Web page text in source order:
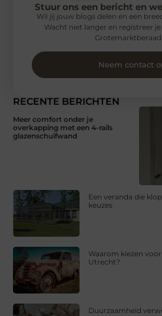
RECENTE BERICHTEN
Meer comfort onder je
overkapping met een 4-rails
glazenschuifwand
Een veranda die
keuzes
Waarom kiezen
Utrecht?
Duurzaamheid
Stuur ons een bericht en
Wil jij jouw blogs delen en een
Wacht niet langer en registreer
Neem contact